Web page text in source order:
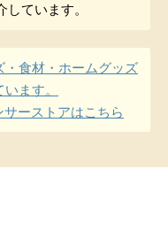
しています。
食材・ホームグッズ
ます。
ーストアはこちら